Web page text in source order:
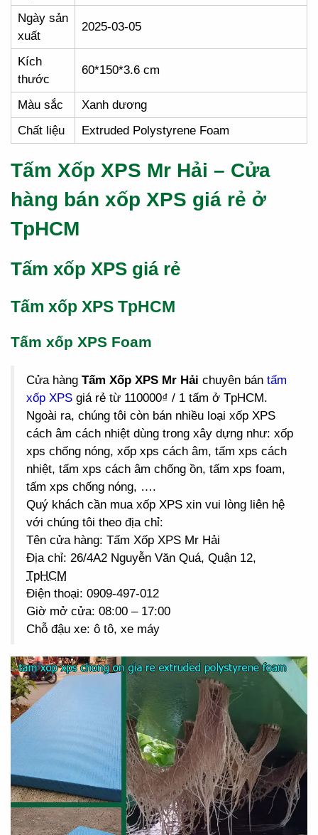
Ngày sản
xuất
2025-03-05
Kích
thước
60*150*3.6 cm
Màu sắc
Xanh dương
Chất liệu
Extruded Polystyrene Foam
Tấm Xốp XPS Mr Hải – Cửa
hàng bán xốp XPS giá rẻ ở
TpHCM
Tấm xốp XPS giá rẻ
Tấm xốp XPS TpHCM
Tấm xốp XPS Foam
Cửa hàng Tấm Xốp XPS Mr Hải chuyên bán tấm
xốp XPS giá rẻ từ 110000₫ / 1 tấm ở TpHCM.
Ngoài ra, chúng tôi còn bán nhiều loại xốp XPS
cách âm cách nhiệt dùng trong xây dựng như: xốp
xps chống nóng, xốp xps cách âm, tấm xps cách
nhiệt, tấm xps cách âm chống ồn, tấm xps foam,
tấm xps chống nóng, ….
Quý khách cần mua xốp XPS xin vui lòng liên hệ
với chúng tôi theo địa chỉ:
Tên cửa hàng: Tấm Xốp XPS Mr Hải
Địa chỉ: 26/4A2 Nguyễn Văn Quá, Quận 12,
TpHCM
Điện thoại: 0909-497-012
Giờ mở cửa: 08:00 – 17:00
Chỗ đậu xe: ô tô, xe máy